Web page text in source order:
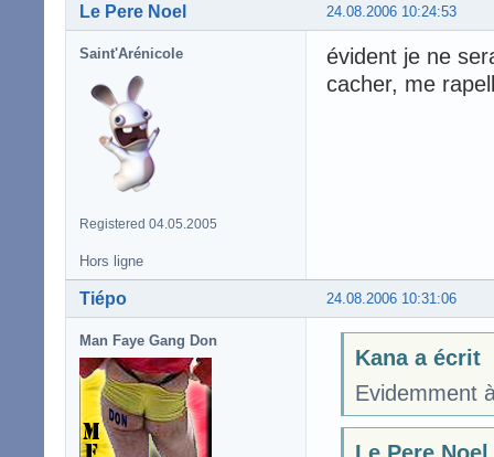
24.08.2006 10:24:53
Le Pere Noel
Saint'Arénicole
Registered 04.05.2005
évident je ne
cacher, me
Hors ligne
24.08.2006 10:31:06
Tiépo
Man Faye Gang Don
Kana a écrit
Evidemment
Le Pere